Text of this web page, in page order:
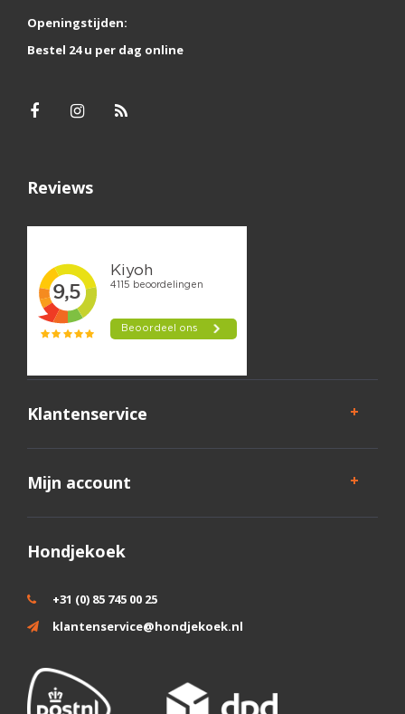
Openingstijden:
Bestel 24 u per dag online
Reviews
Klantenservice
Mijn account
Hondjekoek
+31 (0) 85 745 00 25
klantenservice@hondjekoek.nl